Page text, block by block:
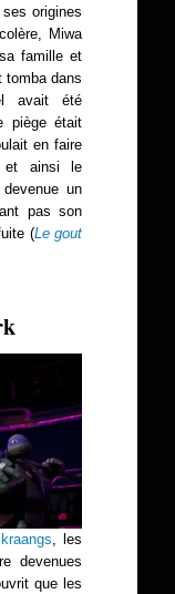
origines
Miwa
famille et
tomba dans
avait été
piège était
en faire
et ainsi le
un
pas son
(Le gout
kraangs, les
devenues
que les